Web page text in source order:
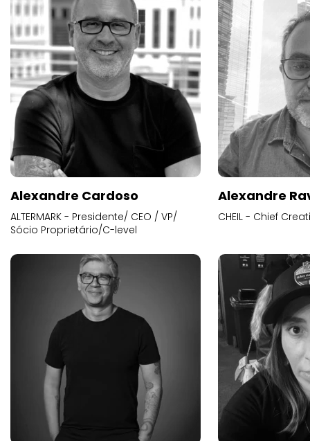
Alexandre Cardoso
ALTERMARK - Presidente/ CEO / VP/
Sócio Proprietário/C-level
Alexandre
CHEIL - Chief